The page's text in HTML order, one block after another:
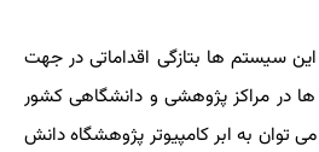
سیستم ها بتازگی اقداماتی در جهت
ها در مراکز پژوهشی و دانشگاهی کشور
توان به ابر کامپیوتر پژوهشگاه دانش